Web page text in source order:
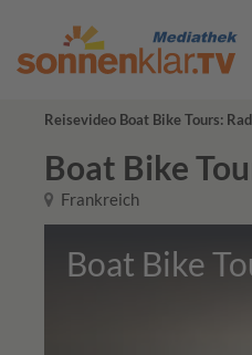
Reisevideo Boat Bike Tours:
Boat Bike
Frankreich
Boat Bike